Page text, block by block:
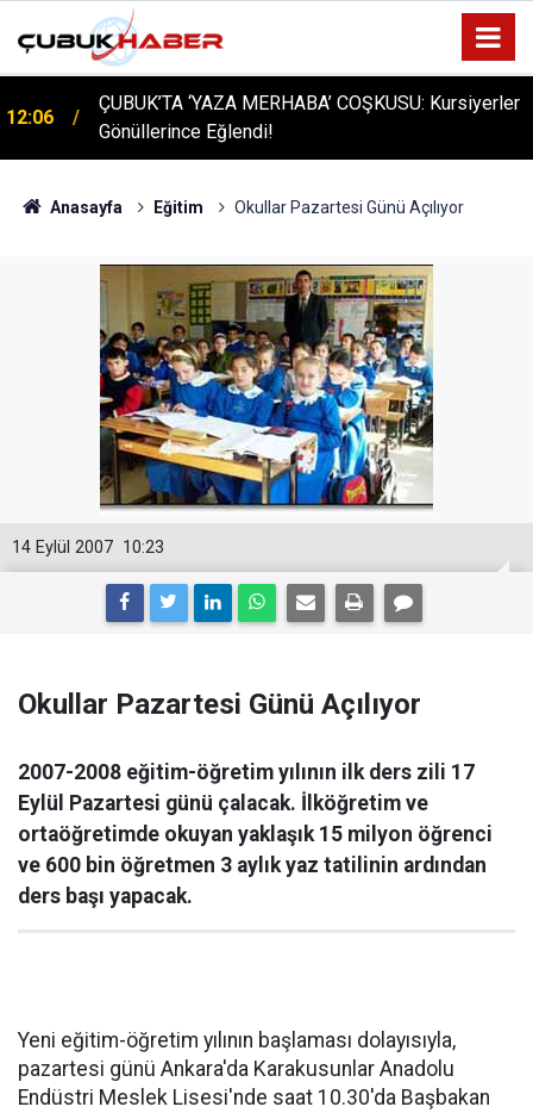
12:06
ÇUBUK’TA ‘YAZA MERHABA’ COŞKUSU: Kursiyerler
Gönüllerince Eğlendi!
Anasayfa Eğitim Okullar Pazartesi Günü Açılıyor
10:23
14 Eylül 2007
Okullar Pazartesi Günü Açılıyor
2007-2008 eğitim-öğretim yılının ilk ders zili 17
Eylül Pazartesi günü çalacak. İlköğretim ve
ortaöğretimde okuyan yaklaşık 15 milyon öğrenci
ve 600 bin öğretmen 3 aylık yaz tatilinin ardından
ders başı yapacak.
Yeni eğitim-öğretim yılının başlaması dolayısıyla,
pazartesi günü Ankara'da Karakusunlar Anadolu
Endüstri Meslek Lisesi'nde saat 10.30'da Başbakan